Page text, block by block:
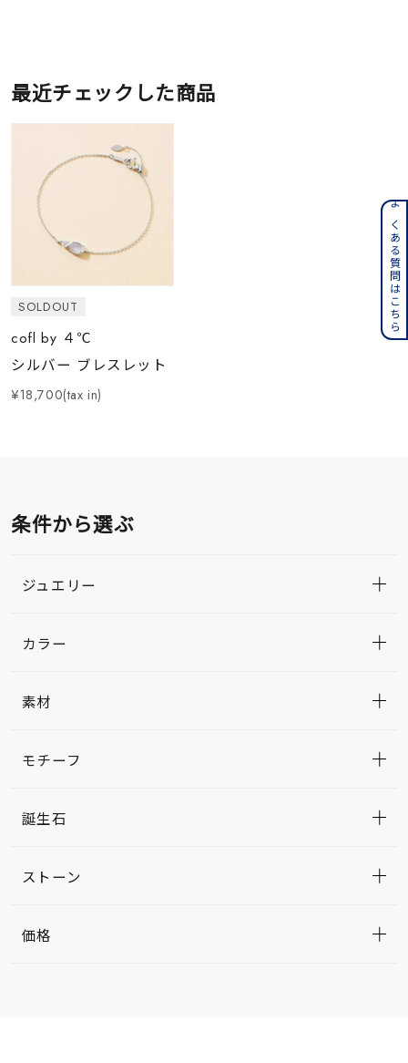
最近チェックした商品
SOLDOUT
cofl by ４℃
シルバー ブレスレット
¥18,700(tax in)
条件から選ぶ
ジュエリー
カラー
素材
モチーフ
誕生石
ストーン
価格
よくある質問はこちら